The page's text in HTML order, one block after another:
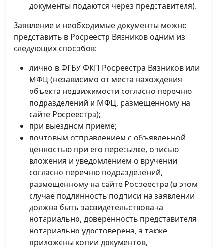
документы подаются через представителя).
Заявление и необходимые документы можно
представить в Росреестр Вязников одним из
следующих способов:
лично в ФГБУ ФКП Росреестра Вязников или
МФЦ (независимо от места нахождения
объекта недвижимости согласно перечню
подразделений и МФЦ, размещенному на
сайте Росреестра);
при выездном приеме;
почтовым отправлением с объявленной
ценностью при его пересылке, описью
вложения и уведомлением о вручении
согласно перечню подразделений,
размещенному на сайте Росреестра (в этом
случае подлинность подписи на заявлении
должна быть засвидетельствована
нотариально, доверенность представителя
нотариально удостоверена, а также
приложены копии документов,